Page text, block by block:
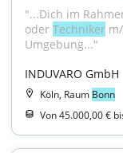
"...Dich im
oder Techniker
Umgebung..."
INDUVARO GmbH
Köln, Raum Bonn
Von 45.000,00 €